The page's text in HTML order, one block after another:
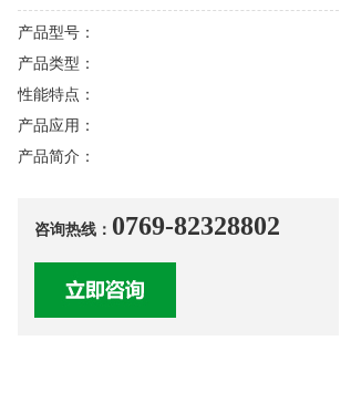
产品型号：
产品类型：
性能特点：
产品应用：
产品简介：
咨询热线： 0769-82328802